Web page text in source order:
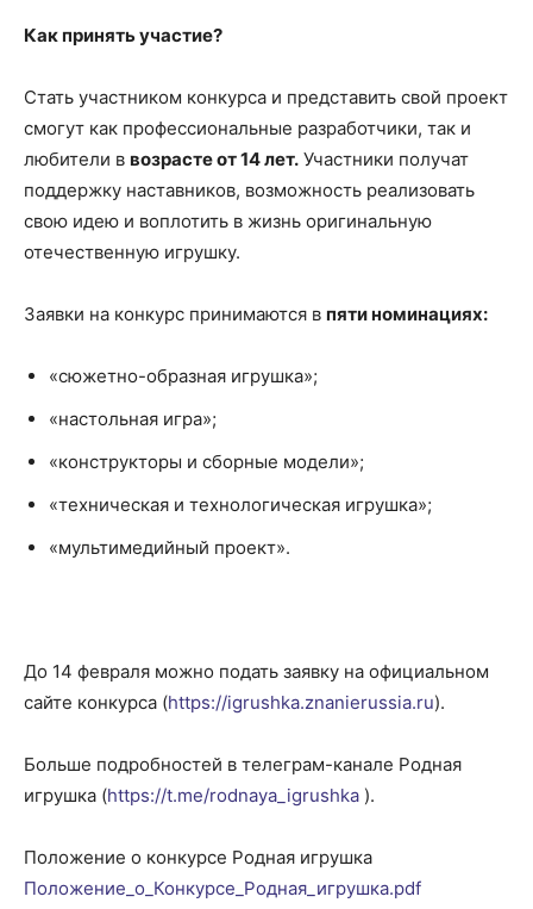
Как принять участие?
Стать участником конкурса и представить свой проект
смогут как профессиональные разработчики, так и
любители в возрасте от 14 лет. Участники получат
поддержку наставников, возможность реализовать
свою идею и воплотить в жизнь оригинальную
отечественную игрушку.
Заявки на конкурс принимаются в пяти номинациях:
«сюжетно-образная игрушка»;
«настольная игра»;
«конструкторы и сборные модели»;
«техническая и технологическая игрушка»;
«мультимедийный проект».
До 14 февраля можно подать заявку на официальном
сайте конкурса (https://igrushka.znanierussia.ru).
Больше подробностей в телеграм-канале Родная
игрушка (https://t.me/rodnaya_igrushka ).
Положение о конкурсе Родная игрушка
Положение_о_Конкурсе_Родная_игрушка.pdf